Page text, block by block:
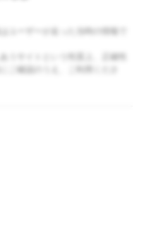
ユーザーが走った当時の情報で
うサイトという性質上、正確性
ご確認のうえ、ご利用くださ